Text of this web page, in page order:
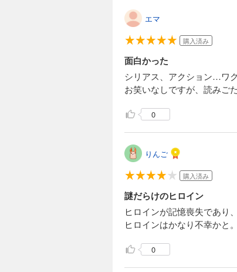
エマ
購入済み
面白かった
シリアス、アクション…ワ
お笑いなしですが、読みご
0
りんご
購入済み
謎だらけのヒロイン
ヒロインが記憶喪失であり
ヒロインはかなり不幸かと
0